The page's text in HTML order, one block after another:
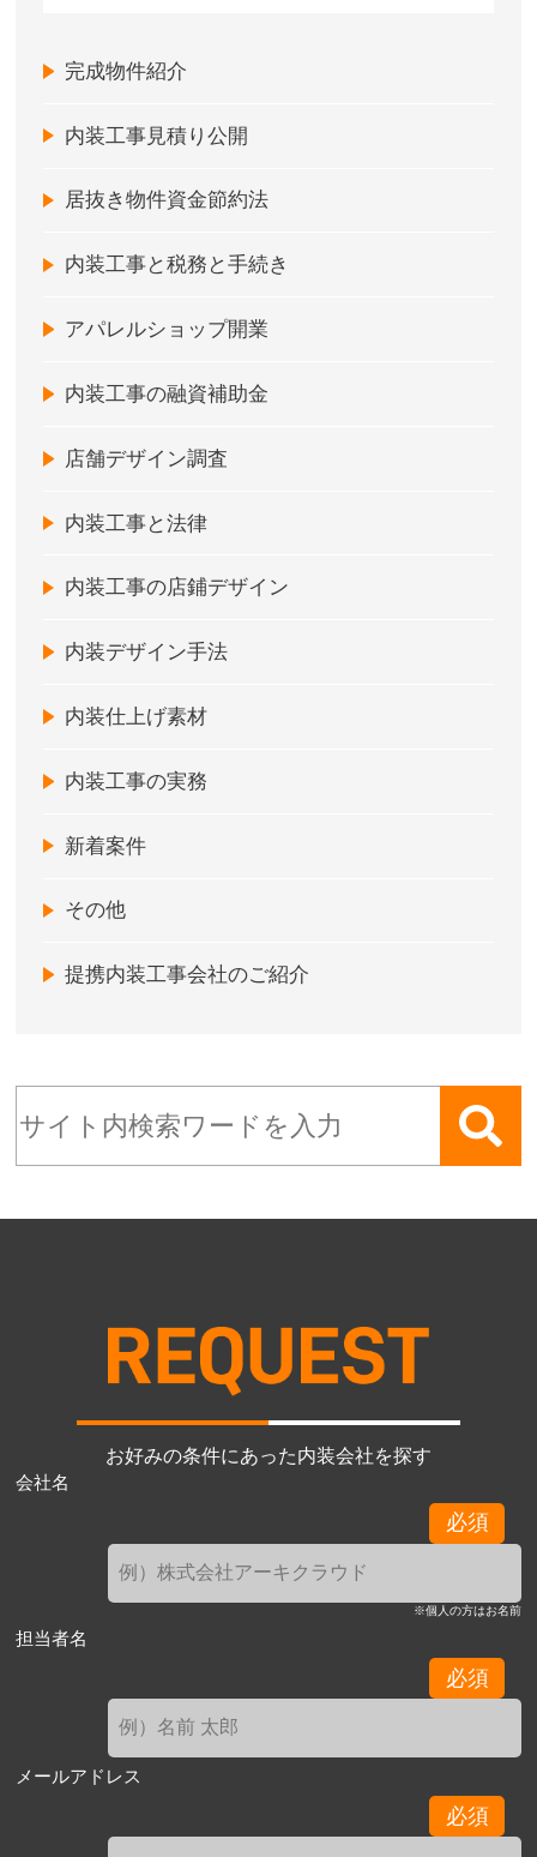
完成物件紹介
内装工事見積り公開
居抜き物件資金節約法
内装工事と税務と手続き
アパレルショップ開業
内装工事の融資補助金
店舗デザイン調査
内装工事と法律
内装工事の店鋪デザイン
内装デザイン手法
内装仕上げ素材
内装工事の実務
新着案件
その他
提携内装工事会社のご紹介
お好みの条件にあった内装会社を探す
会社名
必須
※個人の方はお名前
担当者名
必須
メールアドレス
必須